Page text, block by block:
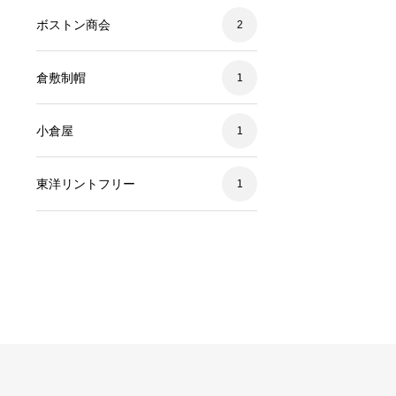
ボストン商会 2
倉敷制帽 1
小倉屋 1
東洋リントフリー 1